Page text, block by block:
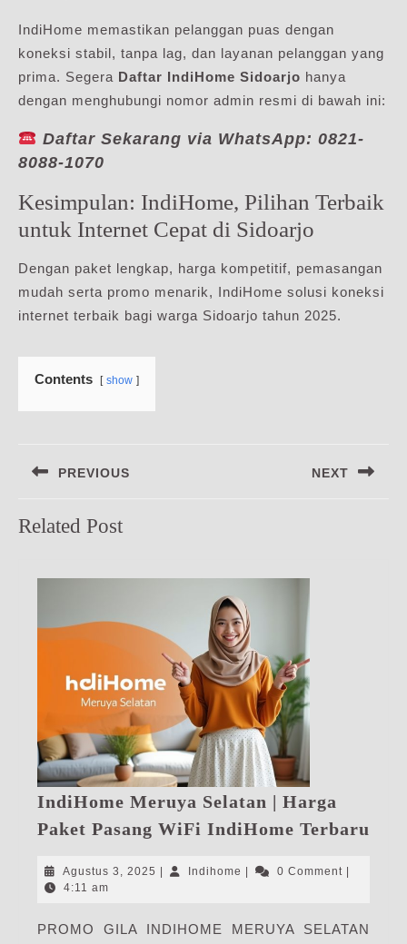
IndiHome memastikan pelanggan puas dengan
koneksi stabil, tanpa lag, dan layanan pelanggan yang
prima. Segera Daftar IndiHome Sidoarjo hanya
dengan menghubungi nomor admin resmi di bawah ini:
Daftar Sekarang via WhatsApp: 0821-
8088-1070
Kesimpulan: IndiHome, Pilihan Terbaik
untuk Internet Cepat di Sidoarjo
Dengan paket lengkap, harga kompetitif, pemasangan
mudah serta promo menarik, IndiHome solusi koneksi
internet terbaik bagi warga Sidoarjo tahun 2025.
Contents show
pos
PREVIOUS
post:
NEXT
Related Post
IndiHome Meruya Selatan | Harga
Paket Pasang WiFi IndiHome Terbaru
Agustus 3, 2025 AgustusIndihome Indihome0 Comment
4:11 am
PROMO GILA INDIHOME MERUYA SELATAN